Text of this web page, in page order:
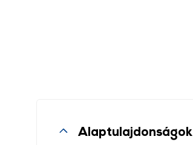
Alaptulajdonságok